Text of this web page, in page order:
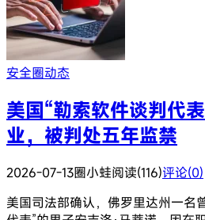
安全圈动态
美国“勒索软件谈判代
业，被判处五年监禁
2026-07-13圈小蛙阅读(116)评论(0)
美国司法部确认，佛罗里达州一名